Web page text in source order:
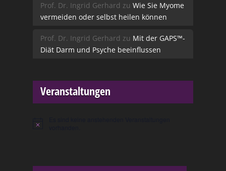
Prof. Dr. Ingrid Gerhard zu Wie Sie Myome
vermeiden oder selbst heilen können
Prof. Dr. Ingrid Gerhard zu Mit der GAPS™-
Diät Darm und Psyche beeinflussen
Veranstaltungen
Hinweis